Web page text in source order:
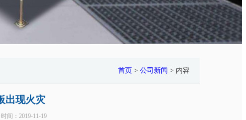
首页 > 公司新闻 > 内容
出现火灾
时间：2019-11-19